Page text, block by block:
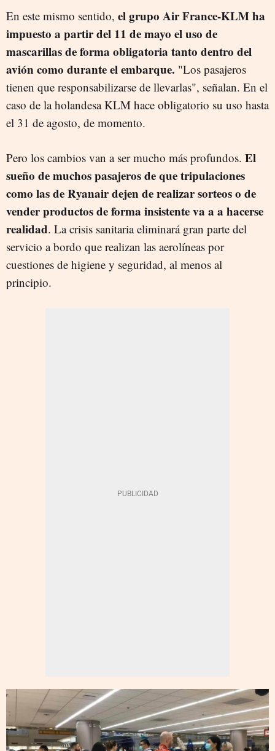
En este mismo sentido, el grupo Air France-KLM ha
impuesto a partir del 11 de mayo el uso de
mascarillas de forma obligatoria tanto dentro del
avión como durante el embarque. "Los pasajeros
tienen que responsabilizarse de llevarlas", señalan. En el
caso de la holandesa KLM hace obligatorio su uso hasta
el 31 de agosto, de momento.
Pero los cambios van a ser mucho más profundos. El
sueño de muchos pasajeros de que tripulaciones
como las de Ryanair dejen de realizar sorteos o de
vender productos de forma insistente va a a hacerse
realidad. La crisis sanitaria eliminará gran parte del
servicio a bordo que realizan las aerolíneas por
cuestiones de higiene y seguridad, al menos al
principio.